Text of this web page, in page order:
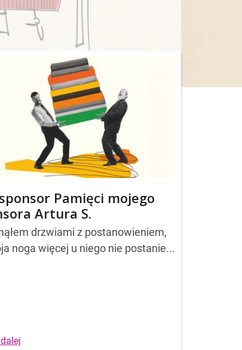
Pamięci mojego
Artura S.
drzwiami z postanowieniem,
noga więcej u niego nie postanie